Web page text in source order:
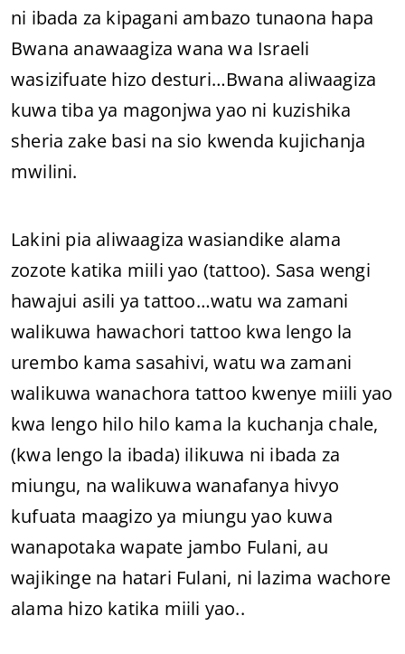
ni ibada za kipagani ambazo tunaona hapa
Bwana anawaagiza wana wa Israeli
wasizifuate hizo desturi…Bwana aliwaagiza
kuwa tiba ya magonjwa yao ni kuzishika
sheria zake basi na sio kwenda kujichanja
mwilini.
Lakini pia aliwaagiza wasiandike alama
zozote katika miili yao (tattoo). Sasa wengi
hawajui asili ya tattoo…watu wa zamani
walikuwa hawachori tattoo kwa lengo la
urembo kama sasahivi, watu wa zamani
walikuwa wanachora tattoo kwenye miili yao
kwa lengo hilo hilo kama la kuchanja chale,
(kwa lengo la ibada) ilikuwa ni ibada za
miungu, na walikuwa wanafanya hivyo
kufuata maagizo ya miungu yao kuwa
wanapotaka wapate jambo Fulani, au
wajikinge na hatari Fulani, ni lazima wachore
alama hizo katika miili yao..